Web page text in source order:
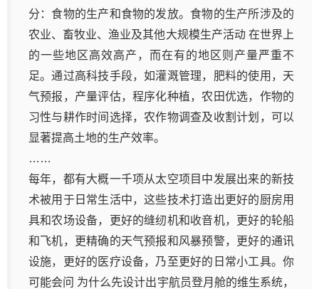
分：食物的生产和食物的发放。食物的生产所涉及的
农业、畜牧业、渔业及其他大规模生产活动 在世界上
的一些地区高效高产，而在有的地区则产量严重不
足。通过高科技手段，如灌溉管理，肥料的使用，天
气预报，产量评估，程序化种植，农田优选，作物的
习性与耕作时间选择，农作物调查及收割计划，可以
显著提高土地的生产效率。
……
每年，都有大概一千项从太空项目中发展出来的新技
术被用于日常生活中，这些技术打造出更好的厨房用
具和农场设备，更好的缝纫机和收音机，更好的轮船
和飞机，更精确的天气预报和风暴预警，更好的通讯
设施，更好的医疗设备，乃至更好的日常小工具。你
可能会问 为什么先设计出宇航员登月舱的维生系统，